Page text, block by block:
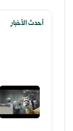
أحدث الأخبار